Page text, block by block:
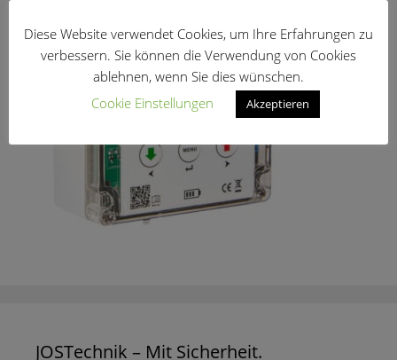
JOSTechnik – Mit Sicherheit.
Diese Website verwendet Cookies, um Ihre Erfahrungen zu
verbessern. Sie können die Verwendung von Cookies
ablehnen, wenn Sie dies wünschen.
Cookie Einstellungen
Akzeptieren